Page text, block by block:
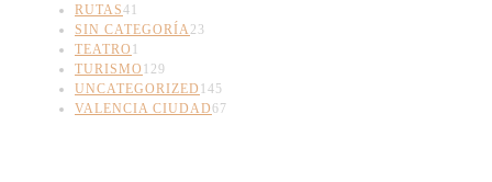
RUTAS41
SIN CATEGORÍA 23
TEATRO 1
TURISMO 129
UNCATEGORIZED 145
VALENCIA CIUDAD67